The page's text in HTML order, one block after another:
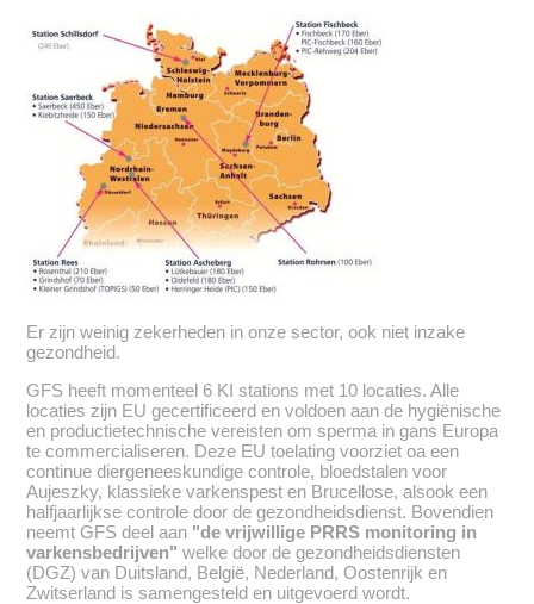
Er zijn weinig zekerheden in onze sector, ook niet inzake
gezondheid.
GFS heeft momenteel 6 KI stations met 10 locaties. Alle
locaties zijn EU gecertificeerd en voldoen aan de hygiënische
en productietechnische vereisten om sperma in gans Europa
te commercialiseren. Deze EU toelating voorziet oa een
continue diergeneeskundige controle, bloedstalen voor
Aujeszky, klassieke varkenspest en Brucellose, alsook een
halfjaarlijkse controle door de gezondheidsdienst. Bovendien
neemt GFS deel aan
de vrijwillige PRRS monitoring in
varkensbedrijven
welke door de gezondheidsdiensten
(DGZ) van Duitsland, België, Nederland, Oostenrijk en
Zwitserland is samengesteld en uitgevoerd wordt.